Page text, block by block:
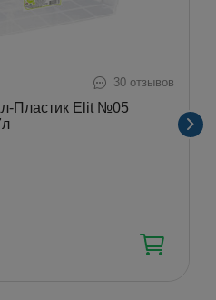
30 отзывов
Пластик Elit №05